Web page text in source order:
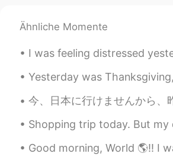
Ähnliche Momente
I was feeling distressed yesterday and without anyone to talk to
Yesterday was Thanksgiving, and because my sister was in Florida
今、日本に行けませんから、昨日の夜、肉じゃがを作ってみました。たまねぎとにんじんとじゃがいもと肉もなべに入れて、だしとしょうゆと酢と酒
Shopping trip today. But my daughter insisted on bringing her
Good morning, World 🌎!! I was going to go to the gym this morning,